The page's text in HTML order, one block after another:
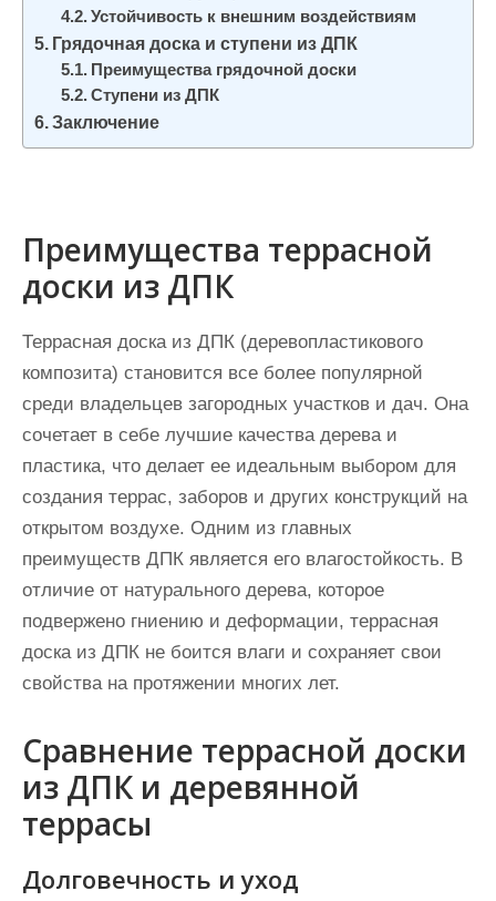
Устойчивость к внешним воздействиям
Грядочная доска и ступени из ДПК
Преимущества грядочной доски
Ступени из ДПК
Заключение
Преимущества террасной
доски из ДПК
Террасная доска из ДПК (деревопластикового
композита) становится все более популярной
среди владельцев загородных участков и дач. Она
сочетает в себе лучшие качества дерева и
пластика, что делает ее идеальным выбором для
создания террас, заборов и других конструкций на
открытом воздухе. Одним из главных
преимуществ ДПК является его влагостойкость. В
отличие от натурального дерева, которое
подвержено гниению и деформации, террасная
доска из ДПК не боится влаги и сохраняет свои
свойства на протяжении многих лет.
Сравнение террасной доски
из ДПК и деревянной
террасы
Долговечность и уход